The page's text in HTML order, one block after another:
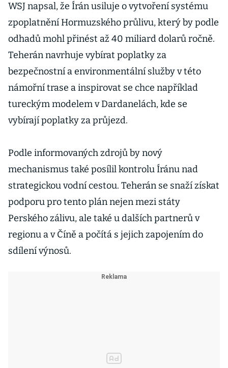
WSJ napsal, že Írán usiluje o vytvoření systému
zpoplatnění Hormuzského průlivu, který by podle
odhadů mohl přinést až 40 miliard dolarů ročně.
Teherán navrhuje vybírat poplatky za
bezpečnostní a environmentální služby v této
námořní trase a inspirovat se chce například
tureckým modelem v Dardanelách, kde se
vybírají poplatky za průjezd.
Podle informovaných zdrojů by nový
mechanismus také posílil kontrolu Íránu nad
strategickou vodní cestou. Teherán se snaží získat
podporu pro tento plán nejen mezi státy
Perského zálivu, ale také u dalších partnerů v
regionu a v Číně a počítá s jejich zapojením do
sdílení výnosů.